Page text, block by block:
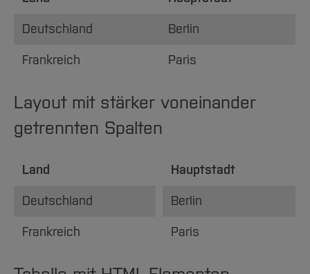
Deutschland Berlin
Frankreich Paris
Layout mit stärker voneinander
getrennten Spalten
Land Hauptstadt
Deutschland Berlin
Frankreich Paris